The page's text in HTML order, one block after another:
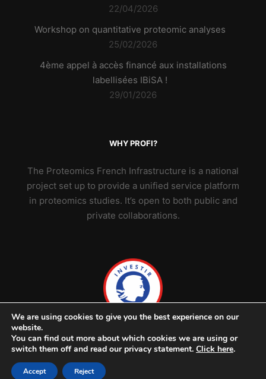
22/04/2026
Workshop on quantitative proteomic analyses
25/02/2026
4ème appel à accès financé aux installations
labellisées IBiSA !
29/01/2026
WHY PROFI?
The Proteomics French Infrastructure is a national
project set up to provide a unified service platform
in proteomics studies. It’s open to both public and
private collaborations.
© 2026 ProFI - v2302 -
We are using cookies to give you the best experience on our
website.
You can find out more about which cookies we are using or
switch them off and read our privacy statement. Click here.
Accept Reject